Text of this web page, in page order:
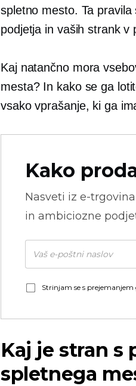
spletno mesto. Ta
podjetja in vaših strank v
Kaj natančno mora
mesta? In kako se ga
vsako vprašanje, ki ga
Kako
Nasveti iz e-trgovina
in ambiciozne
Strinjam se s
Kaj je stran s
spletnega